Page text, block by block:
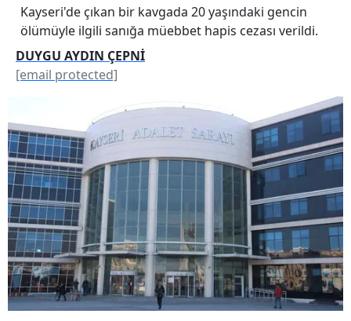
Kayseri'de çıkan bir kavgada 20 yaşındaki gencin
ölümüyle ilgili sanığa müebbet hapis cezası verildi.
DUYGU AYDIN ÇEPNİ
[email protected]